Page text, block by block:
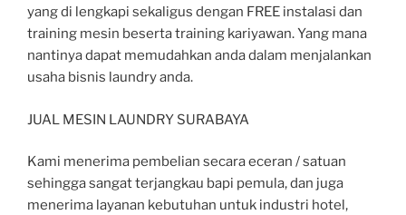
yang di lengkapi sekaligus dengan FREE instalasi dan
training mesin beserta training kariyawan. Yang mana
nantinya dapat memudahkan anda dalam menjalankan
usaha bisnis laundry anda.
JUAL MESIN LAUNDRY SURABAYA
Kami menerima pembelian secara eceran / satuan
sehingga sangat terjangkau bapi pemula, dan juga
menerima layanan kebutuhan untuk industri hotel,